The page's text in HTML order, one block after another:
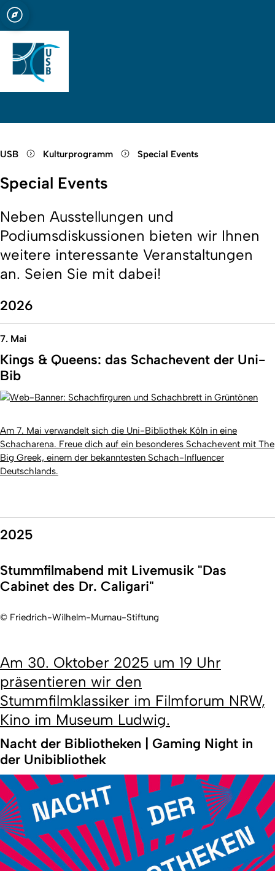
Köln
Open quicklink menu
USB Kulturprogramm Special Events
Special Events
Neben Ausstellungen und
Podiumsdiskussionen bieten wir Ihnen
weitere interessante Veranstaltungen
an. Seien Sie mit dabei!
2026
7. Mai
Kings & Queens: das Schachevent der Uni-
Bib
Am 7. Mai verwandelt sich die Uni-Bibliothek Köln in eine
Schacharena. Freue dich auf ein besonderes Schachevent mit The
Big Greek, einem der bekanntesten Schach-Influencer
Deutschlands.
2025
Stummfilmabend mit Livemusik "Das
Cabinet des Dr. Caligari"
© Friedrich-Wilhelm-Murnau-Stiftung
Am 30. Oktober 2025 um 19 Uhr
präsentieren wir den
Stummfilmklassiker im Filmforum NRW,
Kino im Museum Ludwig.
Nacht der Bibliotheken | Gaming Night in
der Unibibliothek